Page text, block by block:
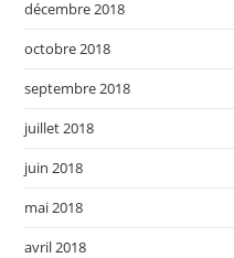
décembre 2018
octobre 2018
septembre 2018
juillet 2018
juin 2018
mai 2018
avril 2018